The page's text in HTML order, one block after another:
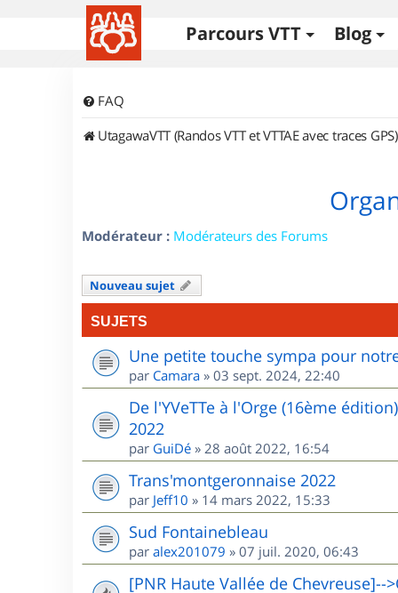
Parcours VTT Blog
FAQ
UtagawaVTT (Randos VTT et VTTAE avec traces GPS)
Modérateur : Modérateurs des Forums
Nouveau sujet
SUJETS
Une petite touche sympa pour
par Camara » 03 sept. 2024, 22:40
De l'YVeTTe à l'Orge (16ème
2022
par GuiDé » 28 août 2022, 16:54
Trans'montgeronnaise 2022
par Jeff10 » 14 mars 2022, 15:33
Sud Fontainebleau
par alex201079 » 07 juil. 2020, 06:43
[PNR Haute Vallée de